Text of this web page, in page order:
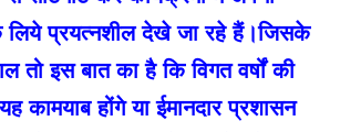
लिये प्रयत्नशील देखे जा रहे हैं।जिसके
तो इस बात का है कि विगत वर्षों की
कामयाब होंगे या ईमानदार प्रशासन